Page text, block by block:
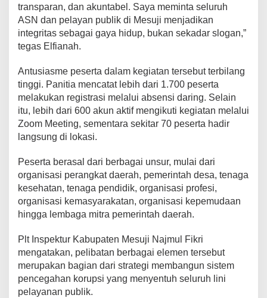
t
a
s
i
transparan, dan akuntabel. Saya meminta seluruh
ASN dan pelayan publik di Mesuji menjadikan
integritas sebagai gaya hidup, bukan sekadar slogan,”
tegas Elfianah.
Antusiasme peserta dalam kegiatan tersebut terbilang
tinggi. Panitia mencatat lebih dari 1.700 peserta
melakukan registrasi melalui absensi daring. Selain
itu, lebih dari 600 akun aktif mengikuti kegiatan melalui
Zoom Meeting, sementara sekitar 70 peserta hadir
langsung di lokasi.
Peserta berasal dari berbagai unsur, mulai dari
organisasi perangkat daerah, pemerintah desa, tenaga
kesehatan, tenaga pendidik, organisasi profesi,
organisasi kemasyarakatan, organisasi kepemudaan
hingga lembaga mitra pemerintah daerah.
Plt Inspektur Kabupaten Mesuji Najmul Fikri
mengatakan, pelibatan berbagai elemen tersebut
merupakan bagian dari strategi membangun sistem
pencegahan korupsi yang menyentuh seluruh lini
pelayanan publik.